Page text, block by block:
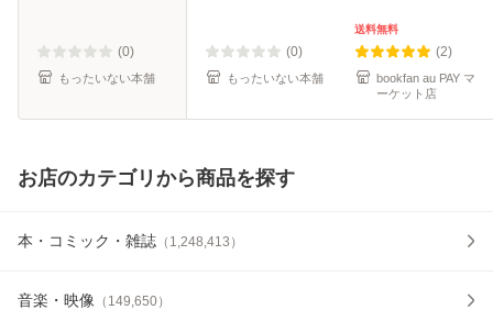
(0)
もったいない本舗
(0)
もったいない本舗
送料無料
(2)
bookfan au PAY マ
ーケット店
お店のカテゴリから商品を探す
本・コミック・雑誌 （ 1,248,413 ）
音楽・映像 （ 149,650）